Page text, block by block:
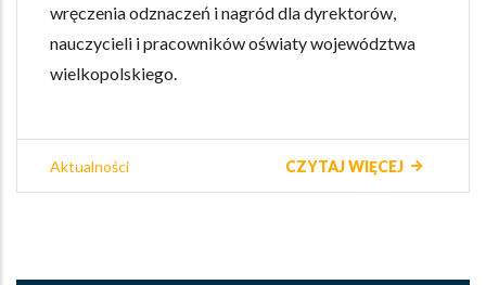
wręczenia odznaczeń i nagród dla dyrektorów,
nauczycieli i pracowników oświaty województwa
wielkopolskiego.
Aktualności CZYTAJ WIĘCEJ